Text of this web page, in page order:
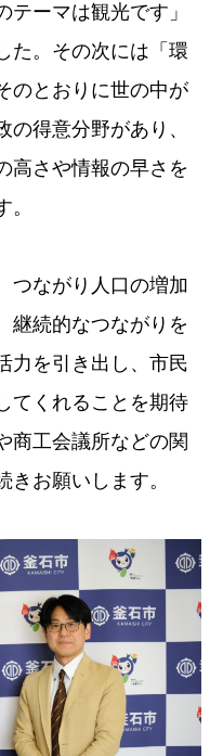
ーマは観光です」
た。その次には「環
のとおりに世の中が
得意分野があり、
高さや情報の早さを
つながり人口の増加
継続的なつながりを
力を引き出し、市民
てくれることを期待
商工会議所などの関
お願いします。